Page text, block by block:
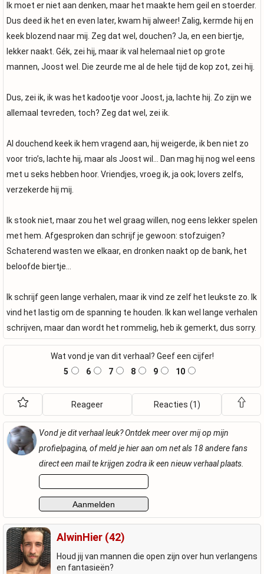
Ik moet er niet aan denken, maar het maakte hem geil en stoerder.
Dus deed ik het en even later, kwam hij alweer! Zalig, kermde hij en
keek blozend naar mij. Zeg dat wel, douchen? Ja, en een biertje,
lekker naakt. Gék, zei hij, maar ik val helemaal niet op grote
mannen, Joost wel. Die zeurde me al de hele tijd de kop zot, zei hij.
Dus, zei ik, ik was het kadootje voor Joost, ja, lachte hij. Zo zijn we
allemaal tevreden, toch? Zeg dat wel, zei ik.
Al douchend keek ik hem vragend aan, hij weigerde, ik ben niet zo
voor trio’s, lachte hij, maar als Joost wil… Dan mag hij nog wel eens
met u seks hebben hoor. Vriendjes, vroeg ik, ja ook; lovers zelfs,
verzekerde hij mij.
Ik stook niet, maar zou het wel graag willen, nog eens lekker spelen
met hem. Afgesproken dan schrijf je gewoon: stofzuigen?
Schaterend wasten we elkaar, en dronken naakt op de bank, het
beloofde biertje…
Ik schrijf geen lange verhalen, maar ik vind ze zelf het leukste zo. Ik
vind het lastig om de spanning te houden. Ik kan wel lange verhalen
schrijven, maar dan wordt het rommelig, heb ik gemerkt, dus sorry.
Wat vond je van dit verhaal? Geef een cijfer!
5
6 7 8 9 10
Reageer Reacties (1)
Vond je dit verhaal leuk? Ontdek meer over mij op mijn
profielpagina, of meld je hier aan om net als 18 andere fans
direct een mail te krijgen zodra ik een nieuw verhaal plaats.
AlwinHier (42)
Houd jij van mannen die open zijn over hun verlangens
en fantasieën?